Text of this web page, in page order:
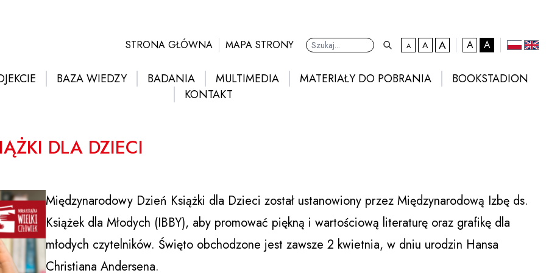
STRONA GŁÓWNA MAPA STRONY Ustawienia Adomyślna czcionka
Awiększa czcionka
Anajwiększa czcionka
A kontrast domyślny
A polski
BAZA WIEDZY BADANIA MULTIMEDIA MATERIAŁY DO POBRANIA
BOOKSTADION
KONTAKT
DLA DZIECI
Międzynarodowy Dzień Książki dla Dzieci został ustanowiony przez Międzynarodową Izbę ds.
Książek dla Młodych (IBBY), aby promować piękną i wartościową literaturę oraz grafikę dla
młodych czytelników. Święto obchodzone jest zawsze 2 kwietnia, w dniu urodzin Hansa
Christiana Andersena.